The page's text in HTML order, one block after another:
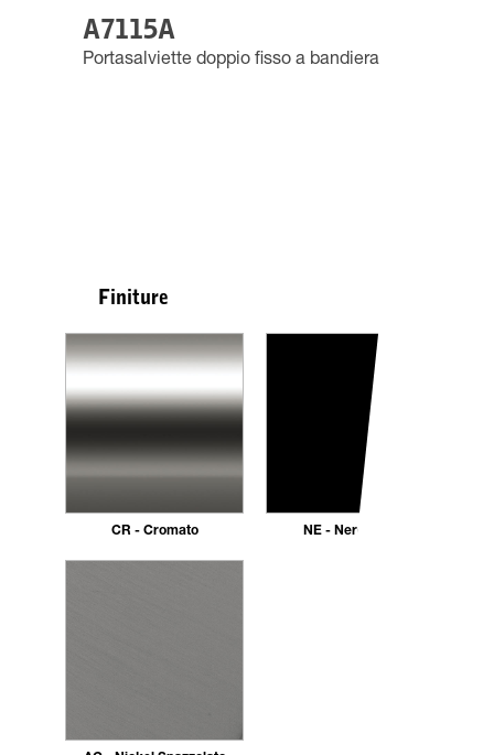
A7115A
Portasalviette doppio fisso a bandiera
Finiture
CR - Cromato NE - Nero opaco